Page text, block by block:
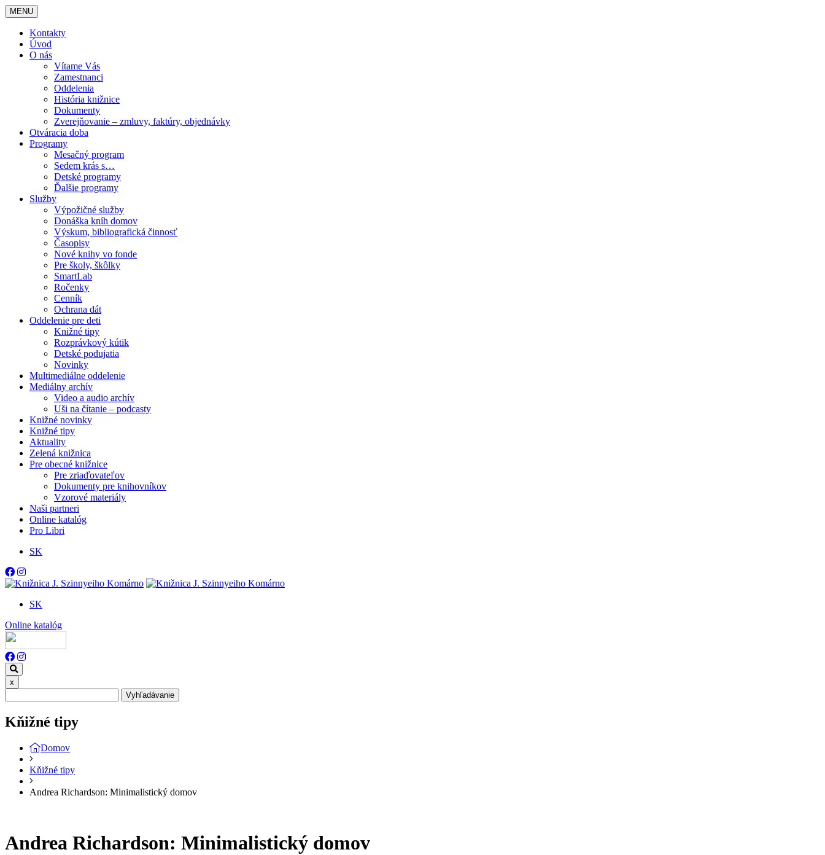
MENU
Kontakty
Úvod
O nás
Vítame Vás
Zamestnanci
Oddelenia
História knižnice
Dokumenty
Zverejňovanie – zmluvy, faktúry, objednávky
Otváracia doba
Programy
Mesačný program
Sedem krás s…
Detské programy
Ďalšie programy
Služby
Výpožičné služby
Donáška kníh domov
Výskum, bibliografická činnosť
Časopisy
Nové knihy vo fonde
Pre školy, škôlky
SmartLab
Ročenky
Cenník
Ochrana dát
Oddelenie pre deti
Knižné tipy
Rozprávkový kútik
Detské podujatia
Novinky
Multimediálne oddelenie
Mediálny archív
Video a audio archív
Uši na čítanie – podcasty
Knižné novinky
Knižné tipy
Aktuality
Zelená knižnica
Pre obecné knižnice
Pre zriaďovateľov
Dokumenty pre knihovníkov
Vzorové materiály
Naši partneri
Online katalóg
Pro Libri
SK
SK
Online katalóg
x
Vyhľadávanie
Kňižné tipy
Domov
Kňižné tipy
Andrea Richardson: Minimalistický domov
Andrea Richardson: Minimalistický domov